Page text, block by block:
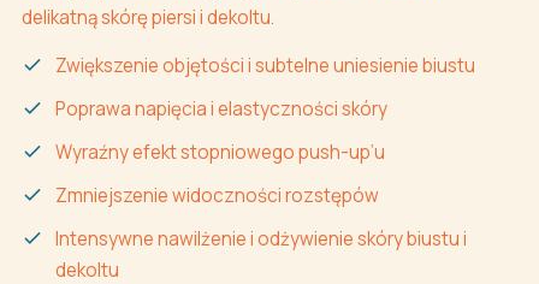
delikatną skórę piersi i dekoltu.
Zwiększenie objętości i subtelne uniesienie biustu
Poprawa napięcia i elastyczności skóry
Wyraźny efekt stopniowego push-up’u
Zmniejszenie widoczności rozstępów
Intensywne nawilżenie i odżywienie skóry biustu i
dekoltu